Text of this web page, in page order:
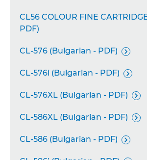
CL56 COLOUR FINE
PDF)
CL-576 (Bulgarian - PDF) 
CL-576i (Bulgarian - PDF) 
CL-576XL (Bulgarian - PDF) 
CL-586XL (Bulgarian - PDF) 
CL-586 (Bulgarian - PDF) 